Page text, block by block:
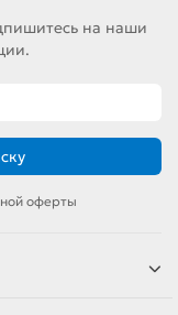
на наши
оферты